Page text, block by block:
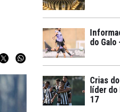
do
Crias
líder
17